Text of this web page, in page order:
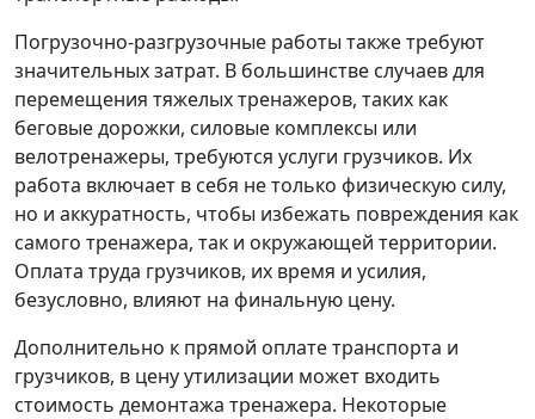
Погрузочно-разгрузочные работы также требуют
значительных затрат. В большинстве случаев для
перемещения тяжелых тренажеров, таких как
беговые дорожки, силовые комплексы или
велотренажеры, требуются услуги грузчиков. Их
работа включает в себя не только физическую силу,
но и аккуратность, чтобы избежать повреждения как
самого тренажера, так и окружающей территории.
Оплата труда грузчиков, их время и усилия,
безусловно, влияют на финальную цену.
Дополнительно к прямой оплате транспорта и
грузчиков, в цену утилизации может входить
стоимость демонтажа тренажера. Некоторые